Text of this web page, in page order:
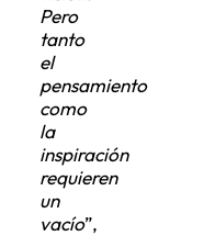
Pero
tanto
el
pensamiento
como
la
inspiración
requieren
un
vacío”,